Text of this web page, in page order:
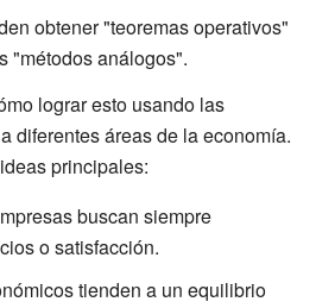
obtener "teoremas operativos"
"métodos análogos".
lograr esto usando las
diferentes áreas de la economía.
principales:
buscan siempre
o satisfacción.
tienden a un equilibrio